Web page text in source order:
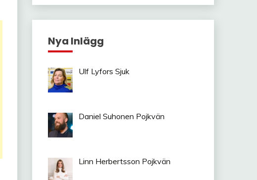
Nya Inlägg
Ulf Lyfors Sjuk
Daniel Suhonen Pojkvän
Linn Herbertsson Pojkvän